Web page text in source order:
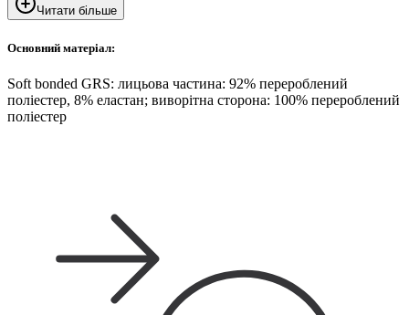
Читати більше
Основний матеріал:
Soft bonded GRS: лицьова частина: 92% перероблений
поліестер, 8% еластан; виворітна сторона: 100% перероблений
поліестер